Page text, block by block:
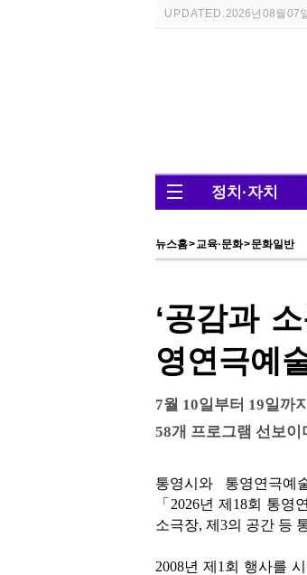
UPDATED.2026년 08월 07일
정치·자치
뉴스홈>교육·문화>문화일반
‘공감과
영연극예
7월 10일부터 19일까
58개 프로그램 선보이
통영시와 통영연극예
「2026년 제18회 통
소극장, 제3의 공간 등
2008년 제1회 행사를